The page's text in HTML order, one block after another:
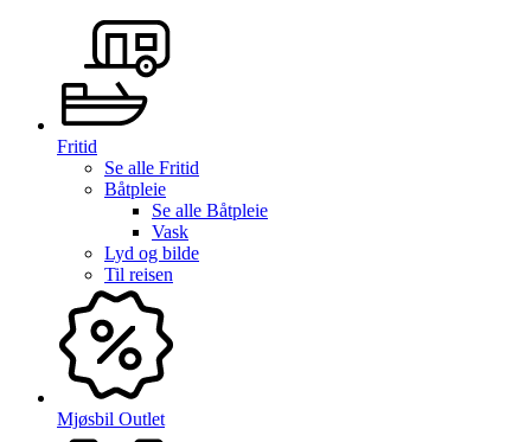
Fritid
Se alle Fritid
Båtpleie
Se alle Båtpleie
Vask
Lyd og bilde
Til reisen
Mjøsbil Outlet